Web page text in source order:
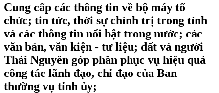
Cung cấp các thông tin về bộ máy tổ
chức; tin tức, thời sự chính trị trong tỉnh
và các thông tin nổi bật trong nước; các
văn bản, văn kiện - tư liệu; đất và người
Thái Nguyên góp phần phục vụ hiệu quả
công tác lãnh đạo, chỉ đạo của Ban
thường vụ tỉnh ủy;